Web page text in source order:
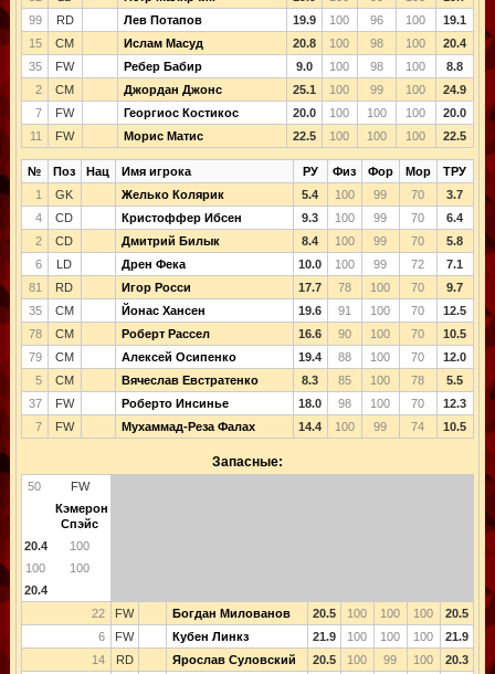
99
RD Лев Потапов 19.9 100 96 100
19.1
15
CM Ислам Масуд 20.8 100 98 100
20.4
35
FW Ребер Бабир 9.0 100 98 100
8.8
2
CM Джордан Джонс 25.1 100 99 100
24.9
7
FW Георгиос Костикос 20.0 100 100 100
20.0
11
FW Морис Матис 22.5 100 100 100 22.5
№ Поз Нац Имя игрока РУ Физ Фор Мор
ТРУ
1
GK Желько Колярик 5.4 100 99 70
3.7
4
CD Кристоффер Ибсен 9.3 100 99 70
6.4
2
CD Дмитрий Билык 8.4 100 99 70
5.8
6
LD Дрен Фека 10.0 100 99 72
7.1
81
RD Игор Росси 17.7 78 100 70
9.7
35
CM Йонас Хансен 19.6 91 100 70
12.5
78
CM Роберт Рассел 16.6 90 100 70
10.5
79
CM Алексей Осипенко 19.4 88 100 70
12.0
5
CM Вячеслав Евстратенко 8.3 85 100 78
5.5
37
FW Роберто Инсинье 18.0 98 100 70
12.3
7
FW Мухаммад-Реза Фалах 14.4 100 99 74 10.5
Запасные:
50
FW
Кэмерон
Спэйс
20.4
100
100
100
20.4
22
FW Богдан Милованов 20.5 100 100 100
20.5
6
FW Кубен Линкз 21.9 100 100 100
21.9
14
RD Ярослав Суловский 20.5 100 99 100
20.3